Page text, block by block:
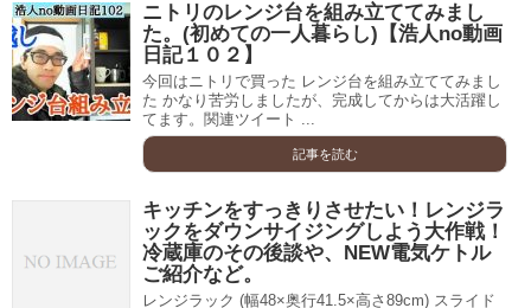
ニトリのレンジ台を組み立ててみまし
た。(初めての一人暮らし)【浩人no動画
日記１０２】
今回はニトリで買った レンジ台を組み立ててみまし
た かなり苦労しましたが、完成してからは大活躍し
てます。関連ツイート ...
記事を読む
キッチンをすっきりさせたい！レンジラ
ックをダウンサイジングしよう大作戦！
冷蔵庫のその後談や、NEW電気ケトル
ご紹介など。
レンジラック (幅48×奥行41.5×高さ89cm) スライド